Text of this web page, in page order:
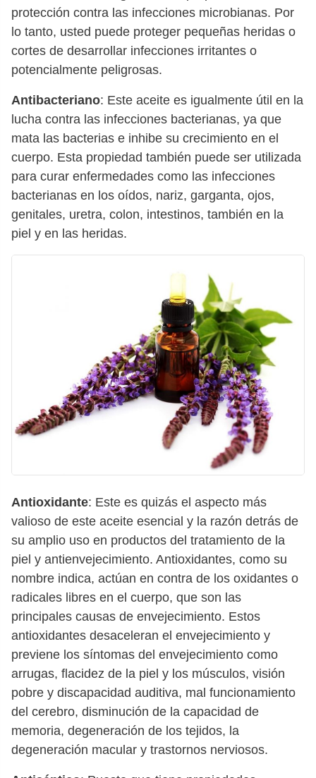
protección contra las infecciones microbianas. Por
lo tanto, usted puede proteger pequeñas heridas o
cortes de desarrollar infecciones irritantes o
potencialmente peligrosas.
Antibacteriano: Este aceite es igualmente útil en la
lucha contra las infecciones bacterianas, ya que
mata las bacterias e inhibe su crecimiento en el
cuerpo. Esta propiedad también puede ser utilizada
para curar enfermedades como las infecciones
bacterianas en los oídos, nariz, garganta, ojos,
genitales, uretra, colon, intestinos, también en la
piel y en las heridas.
Antioxidante: Este es quizás el aspecto más
valioso de este aceite esencial y la razón detrás de
su amplio uso en productos del tratamiento de la
piel y antienvejecimiento. Antioxidantes, como su
nombre indica, actúan en contra de los oxidantes o
radicales libres en el cuerpo, que son las
principales causas de envejecimiento. Estos
antioxidantes desaceleran el envejecimiento y
previene los síntomas del envejecimiento como
arrugas, flacidez de la piel y los músculos, visión
pobre y discapacidad auditiva, mal funcionamiento
del cerebro, disminución de la capacidad de
memoria, degeneración de los tejidos, la
degeneración macular y trastornos nerviosos.